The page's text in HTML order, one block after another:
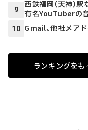
9
西鉄福岡（天神）
有名YouTuberの
10 Gmail、他社メア
ランキングをも